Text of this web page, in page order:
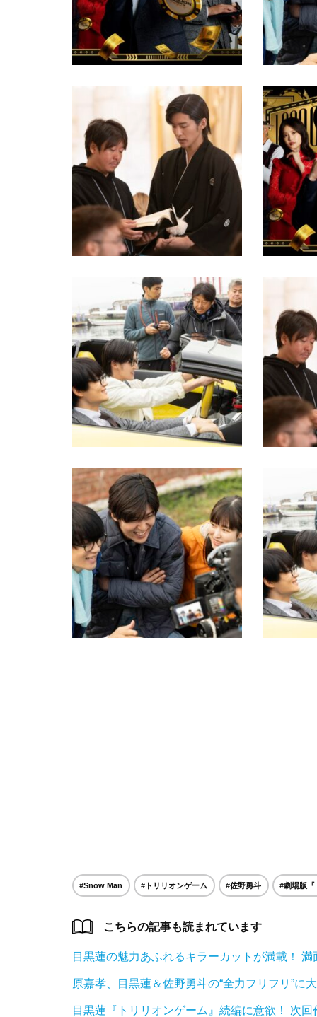
#Snow Man #トリリオンゲーム #佐野勇斗 #劇場版『
こちらの記事も読まれています
目黒蓮の魅力あふれるキラーカットが満載！
原嘉孝、目黒蓮＆佐野勇斗の“全力フリフリ”に
目黒蓮『トリリオンゲーム』続編に意欲！ 次